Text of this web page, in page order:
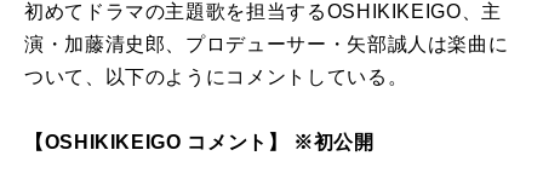
初めてドラマの主題歌を担当するOSHIKIKEIGO、主
演・加藤清史郎、プロデューサー・矢部誠人は楽曲に
ついて、以下のようにコメントしている。
【OSHIKIKEIGO コメント】 ※初公開